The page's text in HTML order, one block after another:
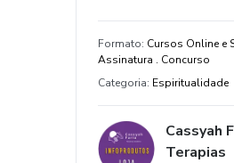
Formato: Cursos Online e
Assinatura . Concurso
Categoria: Espiritualidade
Cassyah
Terapias